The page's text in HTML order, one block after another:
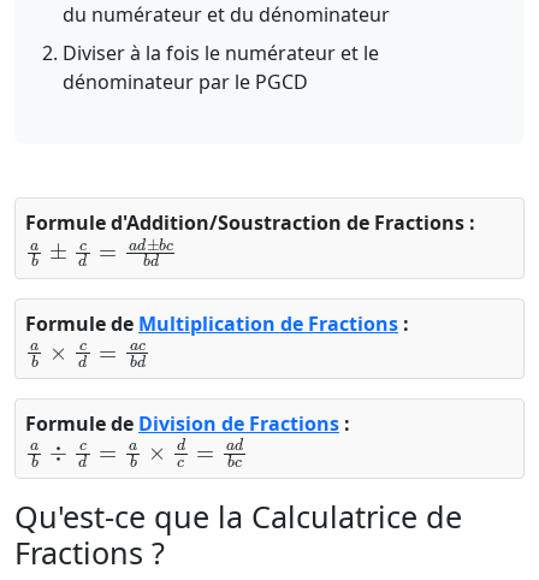
du numérateur et du dénominateur
Diviser à la fois le numérateur et le
dénominateur par le PGCD
Formule d'Addition/Soustraction de Fractions :
ab±cd=ad±bcbd
Formule de Multiplication de Fractions :
ab×cd=acbd
Formule de Division de Fractions :
ab÷cd=ab×dc=adbc
Qu'est-ce que la Calculatrice de
Fractions ?